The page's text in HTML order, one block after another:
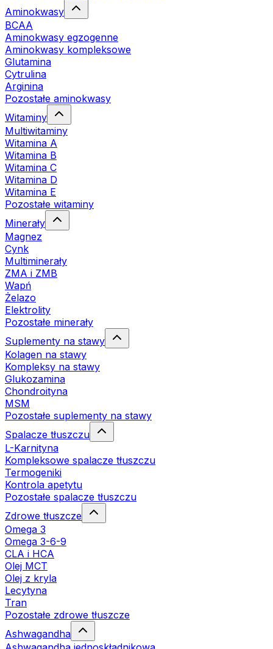
Aminokwasy
BCAA
Aminokwasy egzogenne
Aminokwasy kompleksowe
Glutamina
Cytrulina
Arginina
Pozostałe aminokwasy
Witaminy
Multiwitaminy
Witamina A
Witamina B
Witamina C
Witamina D
Witamina E
Pozostałe witaminy
Minerały
Magnez
Cynk
Multiminerały
ZMA i ZMB
Wapń
Żelazo
Elektrolity
Pozostałe minerały
Suplementy na stawy
Kolagen na stawy
Kompleksy na stawy
Glukozamina
Chondroityna
MSM
Pozostałe suplementy na stawy
Spalacze tłuszczu
L-Karnityna
Kompleksowe spalacze tłuszczu
Termogeniki
Kontrola apetytu
Pozostałe spalacze tłuszczu
Zdrowe tłuszcze
Omega 3
Omega 3-6-9
CLA i HCA
Olej MCT
Olej z kryla
Lecytyna
Tran
Pozostałe zdrowe tłuszcze
Ashwagandha